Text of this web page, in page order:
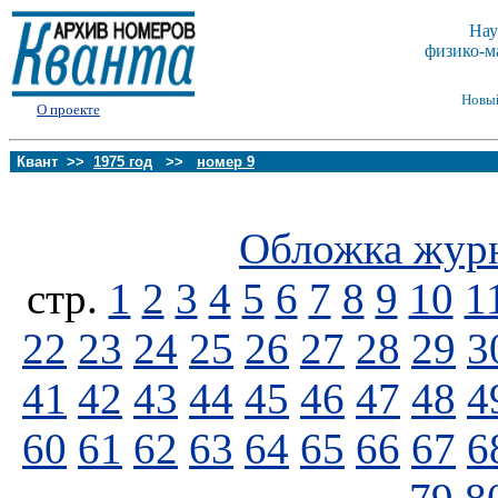
О проекте
физико-
Квант >> 1975 год >> номер 9
Обложка
стp. 1 2 3 4 5 6 7 8 9 10
22 23 24 25 26 27 28 29
41 42 43 44 45 46 47 48
60 61 62 63 64 65 66 67